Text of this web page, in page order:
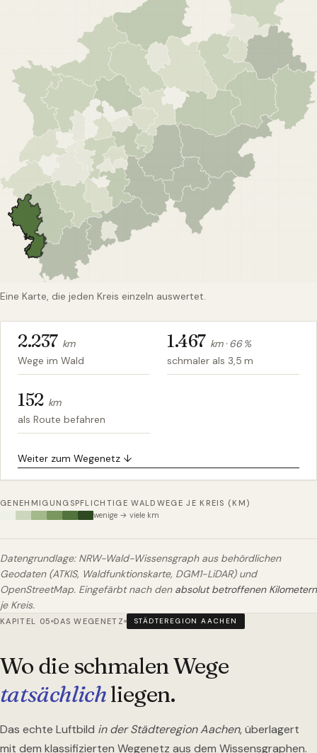
Eine Karte, die jeden Kreis einzeln auswertet.
2.237 km
Wege im Wald
1.467 km ·66%
schmaler als 3,5 m
152 km
als Route befahren
Weiter zum Wegenetz ↓
GENEHMIGUNGSPFLICHTIGE WALDWEGE JE KREIS (KM)
wenige → viele km
Datengrundlage: NRW-Wald-Wissensgraph aus behördlichen
Geodaten (ATKIS, Waldfunktionskarte, DGM1-LiDAR) und
OpenStreetMap. Eingefärbt nach den absolut betroffenen Kilometern
je Kreis.
KAPITEL 05 DAS WEGENETZ STÄDTEREGION AACHEN
Wo die schmalen Wege
tatsächlichliegen.
Das echte Luftbild in der Städteregion Aachen, überlagert
mit dem klassifizierten Wegenetz aus dem Wissensgraphen.